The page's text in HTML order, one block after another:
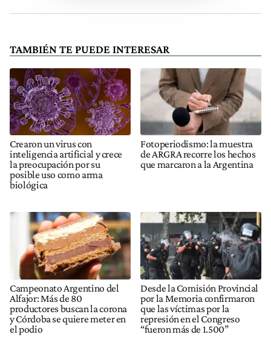
TAMBIÉN TE PUEDE INTERESAR
Crearon un virus con
inteligencia artificial y crece
la preocupación por su
posible uso como arma
biológica
Fotoperiodismo: la muestra
de ARGRA recorre los hechos
que marcaron a la Argentina
Campeonato Argentino del
Alfajor: Más de 80
productores buscan la corona
y Córdoba se quiere meter en
el podio
Desde la Comisión Provincial
por la Memoria confirmaron
que las víctimas por la
represión en el Congreso
“fueron más de 1.500”